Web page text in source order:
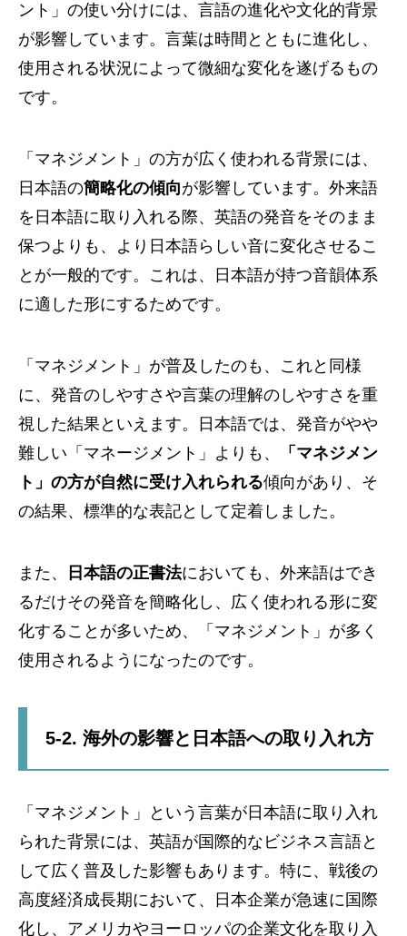
ント」の使い分けには、言語の進化や文化的背景
が影響しています。言葉は時間とともに進化し、
使用される状況によって微細な変化を遂げるもの
です。
「マネジメント」の方が広く使われる背景には、
日本語の簡略化の傾向が影響しています。外来語
を日本語に取り入れる際、英語の発音をそのまま
保つよりも、より日本語らしい音に変化させるこ
とが一般的です。これは、日本語が持つ音韻体系
に適した形にするためです。
「マネジメント」が普及したのも、これと同様
に、発音のしやすさや言葉の理解のしやすさを重
視した結果といえます。日本語では、発音がやや
難しい「マネージメント」よりも、
「マネジメン
ト」の方が自然に受け入れられる傾向があり、そ
の結果、標準的な表記として定着しました。
また、 日本語の正書法においても、外来語はでき
るだけその発音を簡略化し、広く使われる形に変
化することが多いため、「マネジメント」が多く
使用されるようになったのです。
5-2. 海外の影響と日本語への取り入れ方
「マネジメント」という言葉が日本語に取り入れ
られた背景には、英語が国際的なビジネス言語と
して広く普及した影響もあります。特に、戦後の
高度経済成長期において、日本企業が急速に国際
化し、アメリカやヨーロッパの企業文化を取り入